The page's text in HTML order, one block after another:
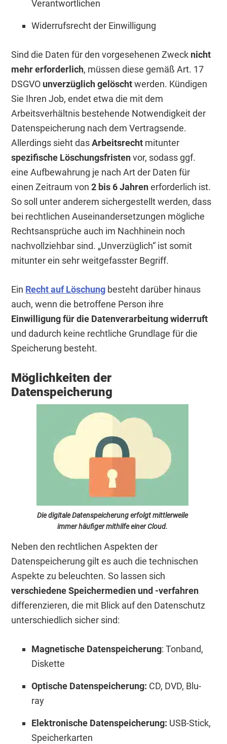
Verantwortlichen
Widerrufsrecht der Einwilligung
Sind die Daten für den vorgesehenen Zweck nicht
mehr erforderlich, müssen diese gemäß Art. 17
DSGVO unverzüglich gelöschtwerden. Kündigen
Sie Ihren Job, endet etwa die mit dem
Arbeitsverhältnis bestehende Notwendigkeit der
Datenspeicherung nach dem Vertragsende.
Allerdings sieht dasArbeitsrecht mitunter
spezifische Löschungsfristenvor, sodass ggf.
eine Aufbewahrung je nach Art der Daten für
einen Zeitraum von2 bis 6 Jahrenerforderlich ist.
So soll unter anderem sichergestellt werden, dass
bei rechtlichen Auseinandersetzungen mögliche
Rechtsansprüche auch im Nachhinein noch
nachvollziehbar sind. „Unverzüglich“ ist somit
mitunter ein sehr weitgefasster Begriff.
Ein Recht auf Löschung besteht darüber hinaus
auch, wenn die betroffene Person ihre
Einwilligung für die Datenverarbeitung widerruft
und dadurch keine rechtliche Grundlage für die
Speicherung besteht.
Möglichkeiten der
Datenspeicherung
Die digitale Datenspeicherung erfolgt mittlerweile
immer häufiger mithilfe einer Cloud.
Neben den rechtlichen Aspekten der
Datenspeicherung gilt es auch die technischen
Aspekte zu beleuchten. So lassen sich
verschiedene Speichermedien und -verfahren
differenzieren, die mit Blick auf den Datenschutz
unterschiedlich sicher sind:
Magnetische Datenspeicherung: Tonband,
Diskette
Optische Datenspeicherung: CD, DVD, Blu-
ray
Elektronische Datenspeicherung: USB-Stick,
Speicherkarten